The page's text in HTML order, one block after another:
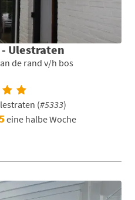
Ulestraten
de rand v/h bos
(#5333)
eine halbe Woche